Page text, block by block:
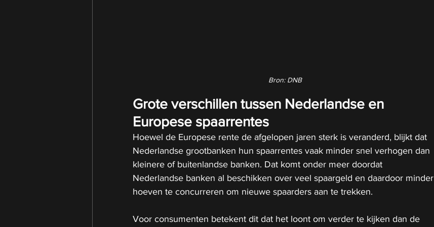
Bron: DNB
Grote verschillen tussen Nederlandse en
Europese spaarrentes
Hoewel de Europese rente de afgelopen jaren sterk is veranderd, blijkt dat
Nederlandse grootbanken hun spaarrentes vaak minder snel verhogen dan
kleinere of buitenlandse banken. Dat komt onder meer doordat
Nederlandse banken al beschikken over veel spaargeld en daardoor minder
hoeven te concurreren om nieuwe spaarders aan te trekken.
Voor consumenten betekent dit dat het loont om verder te kijken dan de